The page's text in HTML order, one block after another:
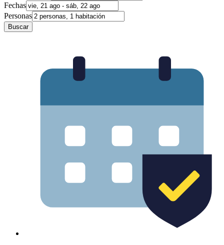
Fechas
Personas
Buscar